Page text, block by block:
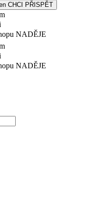
CHCI PŘISPĚT
NADĚJE
NADĚJE